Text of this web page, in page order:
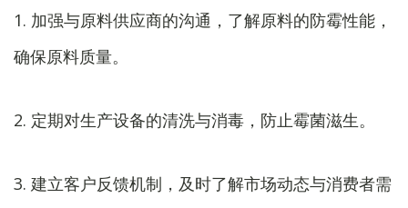
1. 加强与原料供应商的沟通，了解原料的防霉性能，
确保原料质量。
2. 定期对生产设备的清洗与消毒，防止霉菌滋生。
3. 建立客户反馈机制，及时了解市场动态与消费者需